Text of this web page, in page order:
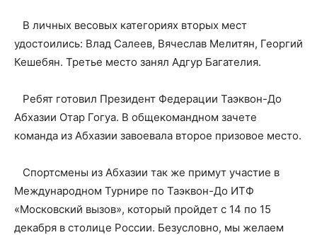
В личных весовых категориях вторых мест
удостоились: Влад Салеев, Вячеслав Мелитян, Георгий
Кешебян. Третье место занял Адгур Багателия.
Ребят готовил Президент Федерации Таэквон-До
Абхазии Отар Гогуа. В общекомандном зачете
команда из Абхазии завоевала второе призовое место.
Спортсмены из Абхазии так же примут участие в
Международном Турнире по Таэквон-До ИТФ
«Московский вызов», который пройдет с 14 по 15
декабря в столице России. Безусловно, мы желаем